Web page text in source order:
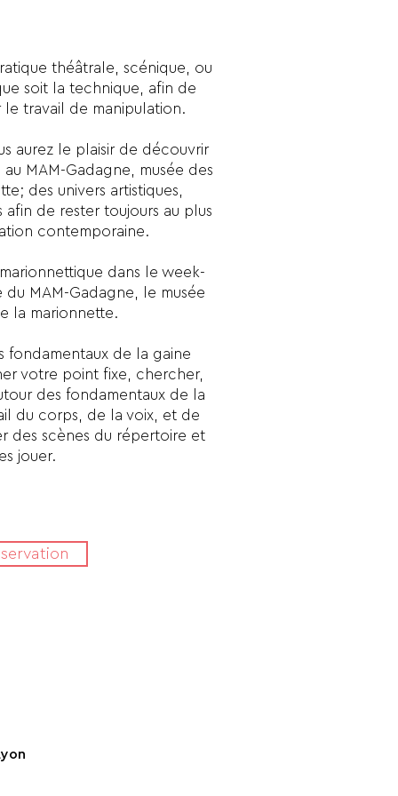
théâtrale, scénique, ou
soit la technique, afin de
travail de manipulation.
aurez le plaisir de découvrir
MAM-Gadagne, musée des
des univers artistiques,
afin de rester toujours au plus
contemporaine.
dans le week-
MAM-Gadagne, le musée
la marionnette.
fondamentaux de la gaine
votre point fixe, chercher,
des fondamentaux de la
du corps, de la voix, et de
des scènes du répertoire et
jouer.